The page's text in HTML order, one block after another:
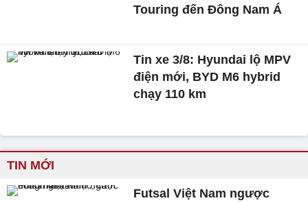
Touring đến Đông Nam Á
Tin xe 3/8: Hyundai lộ MPV
điện mới, BYD M6 hybrid
chạy 110 km
TIN MỚI
Futsal Việt Nam ngược